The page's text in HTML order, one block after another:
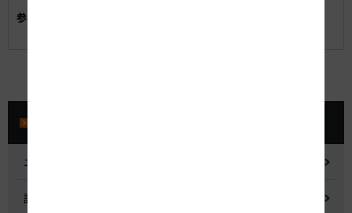
参考
ニュースリリース
記者会見